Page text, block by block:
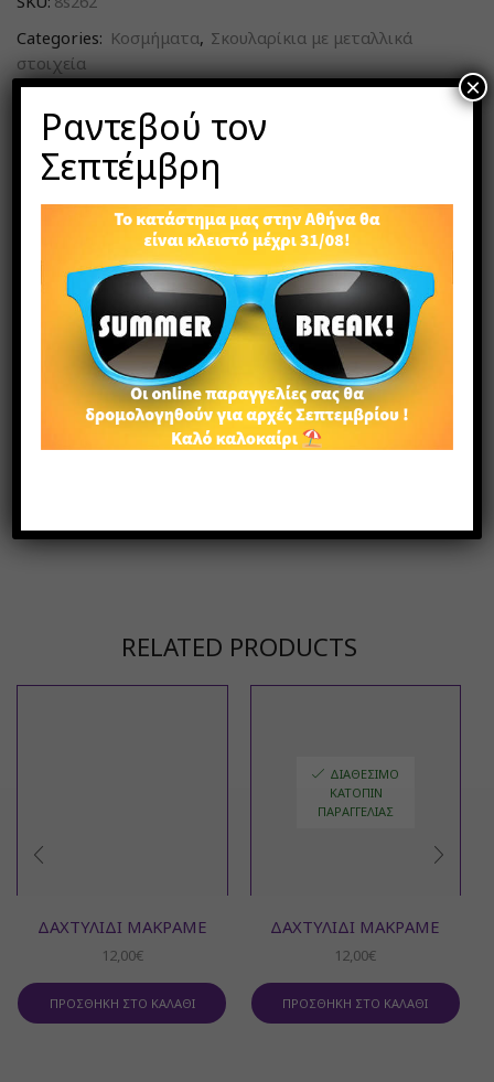
Categories: Κοσμήματα, Σκουλαρίκια με μεταλλικά
στοιχεία
Share:
ΠΕΡΙΓΡΑΦΉ ΕΠΙΠΛΈΟΝ ΠΛΗΡΟΦΟΡΊΕΣ
Χειροποίητα σκουλαρίκια με την τεχνική μακραμέ
σε μέταλλο
Όλα τα σκουλαρίκια δίνονται με κλιπ ασφαλείας
σιλικόνης και τα μεταλλικά στοιχεία είναι nickel-free,
κατασκευασμένα από ποιοτικά και υπoαλλεργικά
των 2€
RELATED PRODUCTS
ΔΑΧΤΥΛΊΔΙ ΜΑΚΡΑΜΈ
12,00€
ΠΡΟΣΘΉΚΗ ΣΤΟ ΚΑΛΆΘΙ
ΔΙΑΘΈΣΙΜΟ
ΚΑΤΌΠΙΝ
ΠΑΡΑΓΓΕΛΊΑΣ
ΔΑΧΤΥΛΊΔΙ ΜΑΚΡΑΜΈ
12,00€
ΠΡΟΣΘΉΚΗ ΣΤΟ ΚΑΛΆΘΙ
Ραντεβού τον
Σεπτέμβρη
×